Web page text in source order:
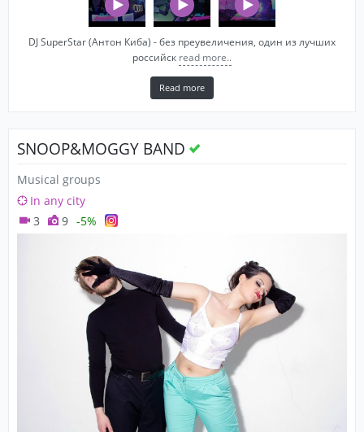
DJ SuperStar (Антон Киба) - без преувеличения, один из лучших
российск read more..
Read more
SNOOP&MOGGY BAND
Musical groups
In any city
3
9 -5%